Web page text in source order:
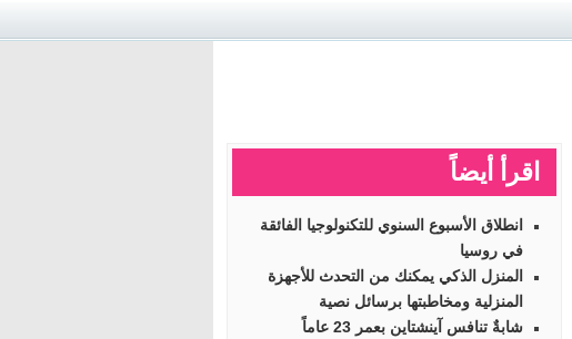
اقرأ أيضاً
انطلاق الأسبوع السنوي للتكنولوجيا الفائقة
في روسيا
المنزل الذكي يمكنك من التحدث للأجهزة
المنزلية ومخاطبتها برسائل نصية
شابةٌ تنافس آينشتاين بعمر 23 عاماً